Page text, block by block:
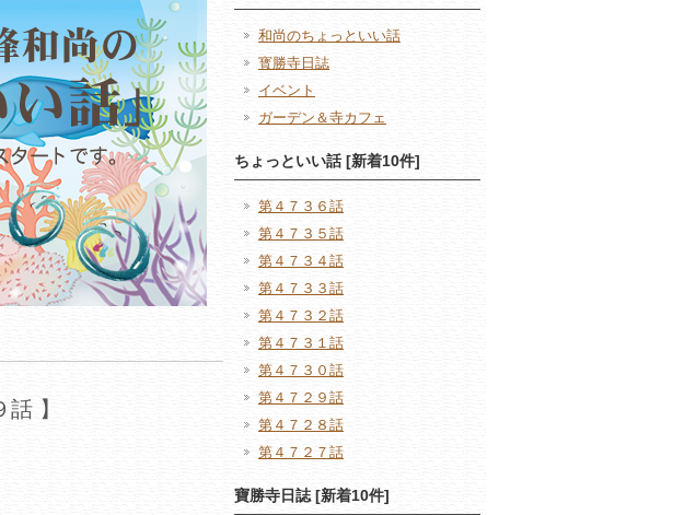
】
和尚のちょっといい話
寳勝寺日誌
イベント
ガーデン＆寺カフェ
ちょっといい話 [新着10件]
第４７３６話
第４７３５話
第４７３４話
第４７３３話
第４７３２話
第４７３１話
第４７３０話
第４７２９話
第４７２８話
第４７２７話
寶勝寺日誌 [新着10件]